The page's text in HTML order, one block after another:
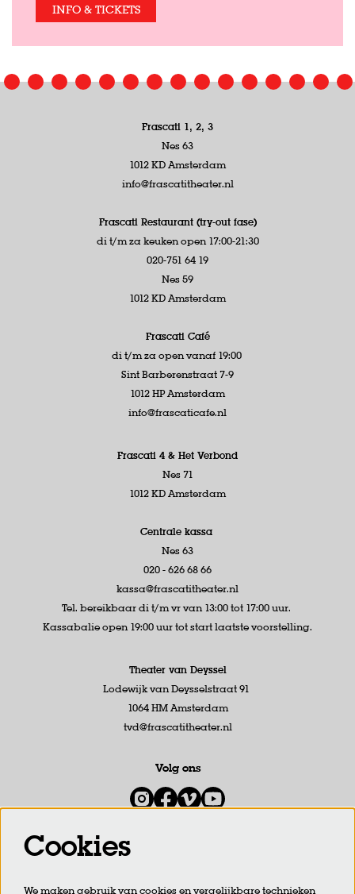
INFO & TICKETS
Frascati 1, 2, 3
Nes 63
1012 KD Amsterdam
info@frascatitheater.nl
Frascati Restaurant (try-out fase)
di t/m za keuken open 17:00-21:30
020-751 64 19
Nes 59
1012 KD Amsterdam
Frascati Café
di t/m za open vanaf 19:00
Sint Barberenstraat 7-9
1012 HP Amsterdam
info@frascaticafe.nl
Frascati 4 & Het Verbond
Nes 71
1012 KD Amsterdam
Centrale kassa
Nes 63
020 - 626 68 66
kassa@frascatitheater.nl
Tel. bereikbaar di t/m vr van 13:00 tot 17:00 uur.
Kassabalie open 19:00 uur tot start laatste voorstelling.
Theater van Deyssel
Lodewijk van Deysselstraat 91
1064 HM Amsterdam
tvd@frascatitheater.nl
Volg ons
Meld je aan voor de nieuwsbrief
Cookies
We maken gebruik van cookies en vergelijkbare technieken